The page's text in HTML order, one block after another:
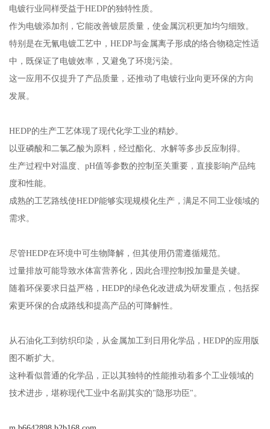
电镀行业同样受益于HEDP的独特性质。
作为电镀添加剂，它能改善镀层质量，使金属沉积更加均匀细致。
特别是在无氰电镀工艺中，HEDP与金属离子形成的络合物稳定性适
中，既保证了电镀效率，又避免了环境污染。
这一应用不仅提升了产品质量，还推动了电镀行业向更环保的方向
发展。
HEDP的生产工艺体现了现代化学工业的精妙。
以亚磷酸和二氯乙酸为原料，经过酯化、水解等多步反应制得。
生产过程中对温度、pH值等参数的控制至关重要，直接影响产品纯
度和性能。
成熟的工艺路线使HEDP能够实现规模化生产，满足不同工业领域的
需求。
尽管HEDP在环境中可生物降解，但其使用仍需遵循规范。
过量排放可能导致水体富营养化，因此合理控制投加量是关键。
随着环保要求日益严格，HEDP的绿色化改进成为研发重点，包括探
索更环保的合成路线和提高产品的可降解性。
从石油化工到纺织印染，从金属加工到日用化学品，HEDP的应用版
图不断扩大。
这种看似普通的化学品，正以其独特的性能推动着多个工业领域的
技术进步，堪称现代工业中名副其实的"隐形功臣"。